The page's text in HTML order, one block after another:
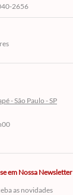
2656
- São Paulo - SP
em Nossa Newsletter
as novidades